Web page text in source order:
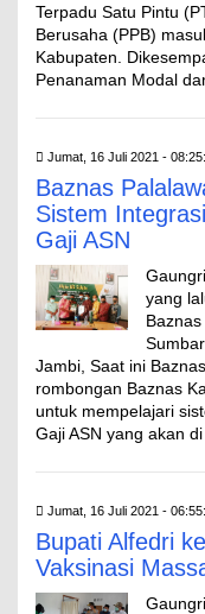
Terpadu Satu Pintu
Berusaha (PPB)
Kabupaten.
Penanaman Modal
Jumat, 16 Juli 2021 -
Baznas
Sistem
Gaji ASN
yang
Jambi, Saat ini
rombongan Baznas
untuk mempelajari
Gaji ASN yang akan
Jumat, 16 Juli 2021 -
Bupati Alfedri
Vaksinasi